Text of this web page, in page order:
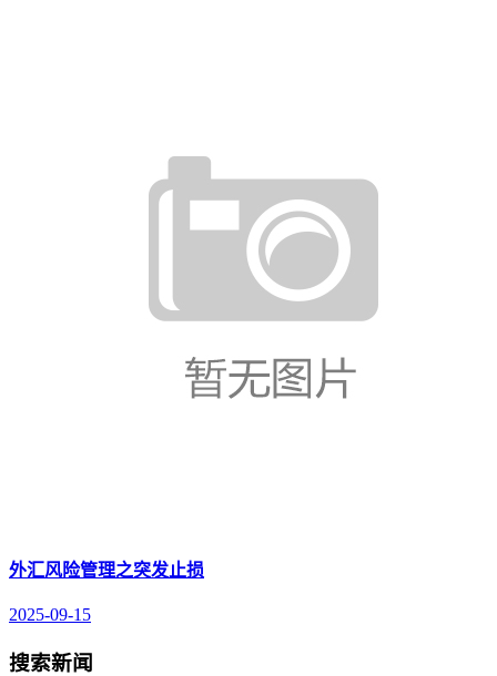
外汇风险管理之突发止损
2025-09-15
搜索新闻